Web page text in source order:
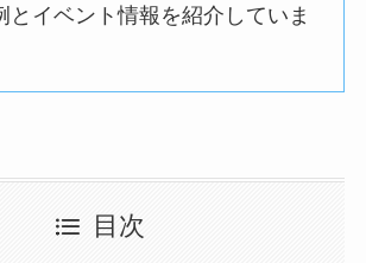
とイベント情報を紹介していま
目次